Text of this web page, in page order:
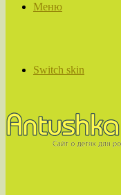
Меню
Switch skin